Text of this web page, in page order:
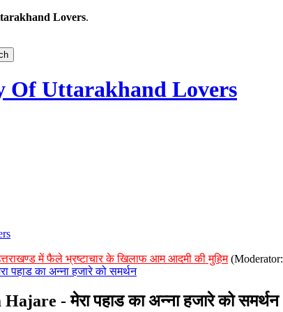
Lovers.
Of Uttarakhand Lovers
में फैले भ्रष्टाचार के खिलाफ आम आदमी की मुहिम (Moderator:
पहाड का अन्ना हजारे को समर्थन
- मेरा पहाड का अन्ना हजारे को समर्थन